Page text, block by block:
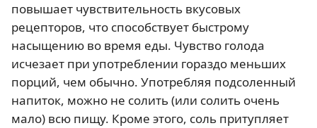
повышает чувствительность вкусовых
рецепторов, что способствует быстрому
насыщению во время еды. Чувство голода
исчезает при употреблении гораздо меньших
порций, чем обычно. Употребляя подсоленный
напиток, можно не солить (или солить очень
мало) всю пищу. Кроме этого, соль притупляет